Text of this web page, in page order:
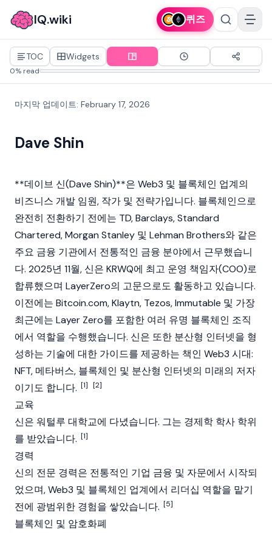
IQ.wiki 퀴즈
TOC Widgets
0% read
마지막 업데이트: February 17, 2026
Dave Shin
**데이브 신(Dave Shin)**은 Web3 및 블록체인 업계의
비즈니스 개발 임원, 작가 및 전략가입니다. 블록체인으로
완전히 전환하기 전에는 TD, Barclays, Standard
Chartered, Morgan Stanley 및 Lehman Brothers와 같은
주요 금융 기관에서 전통적인 금융 분야에서 근무했습니
다. 2025년 11월, 신은 KRWQ에 최고 운영 책임자(COO)로
합류했으며 LayerZero의 고문으로도 활동하고 있습니다.
이전에는 Bitcoin.com,Klaytn, Tezos,Immutable 및 가장
최근에는 Layer Zero를 포함한 여러 유명 블록체인 조직
에서 역할을 수행했습니다. 신은 또한 분산형 인터넷을 형
성하는 기술에 대한 가이드를 제공하는 책인 Web3 시대:
NFT, 메타버스, 블록체인 및 분산형 인터넷의 미래의 저자
이기도 합니다. [1] [2]
교육
신은 워털루 대학교에 다녔습니다. 그는 경제학 학사 학위
를 받았습니다. [1]
경력
신의 전문 경력은 전통적인 기업 금융 및 자문에서 시작되
었으며,Web3 및 블록체인 업계에서 리더십 역할을 맡기
전에 광범위한 경험을 쌓았습니다. [5]
블록체인 및 암호화폐